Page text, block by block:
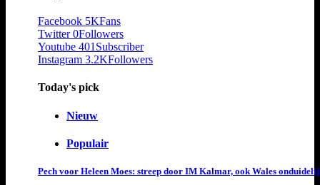
Facebook 5KFans
Twitter 0Followers
Youtube 401 Subscriber
Instagram 3.2KFollowers
Today's pick
Nieuw
Populair
Pech voor Heleen Moes: streep door IM Kalmar, ook Wales